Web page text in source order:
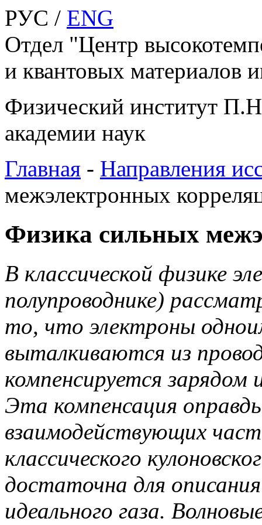
РУС / ENG
Отдел "Центр
и квантовых материалов
Физический институт
академии наук
Главная - Направления
межэлектронных
Физика сильных
В классической физике
полупроводнике)
то, что электроны
выталкиваются из
компенсируется
Эта компенсация
взаимодействующих
классического
достаточна для
идеального газа.